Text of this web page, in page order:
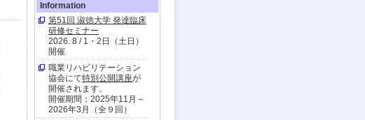
Information
第51回 淑徳大学 発達臨床
研修セミナー
2026. 8 / 1・2日（土日）
開催
職業リハビリテーション
協会にて特別公開講座が
開催されます。
開催期間：2025年11月～
2026年3月（全９回）